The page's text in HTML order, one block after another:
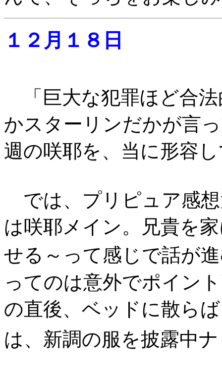
１２月１８日
「巨大な犯罪ほど合
かスターリンだかが言
週の咲耶を、当に形容
では、プリピュア感
は咲耶メイン。兄貴を
せる～って感じで話が
ってのは意外でポイン
の直後、ベッドに散ら
は、新調の服を披露中